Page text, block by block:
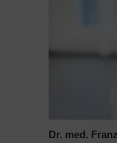
Dr. med.